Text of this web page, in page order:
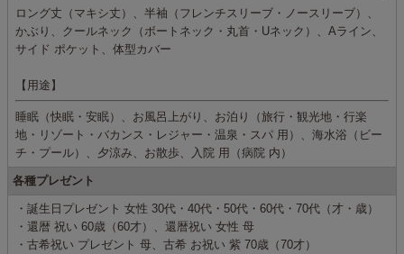
ロング丈（マキシ丈）、半袖（フレンチスリーブ・ノースリーブ）、
かぶり、クールネック（ボートネック・丸首・Uネック）、Aライン、
サイド ポケット、体型カバー
【用途】
睡眠（快眠・安眠）、お風呂上がり、お泊り（旅行・観光地・行楽
地・リゾート・バカンス・レジャー・温泉・スパ 用）、海水浴（ビー
チ・プール）、夕涼み、お散歩、入院 用（病院 内）
各種プレゼント
・誕生日プレゼント 女性 30代・40代・50代・60代・70代（才・歳）
・還暦 祝い 60歳（60才）、還暦祝い 女性 母
・古希祝い プレゼント 母、古希 お祝い 紫 70歳（70才）